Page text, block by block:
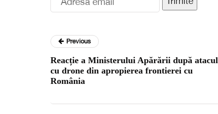
Previous
Reacție a Ministerului Apărării după atacul
cu drone din apropierea frontierei cu
România